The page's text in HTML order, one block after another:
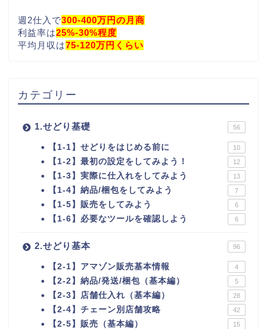
週2仕入で300-400万円の月商
利益率は25%-30%程度
平均月収は75-120万円くらい
カテゴリー
1.せどり基礎 56
【1-1】せどりをはじめる前に 10
【1-2】最初の設定をしてみよう！ 12
【1-3】実際に仕入れをしてみよう 13
【1-4】納品/梱包をしてみよう 7
【1-5】販売をしてみよう 6
【1-6】必要なツールを確認しよう 6
2.せどり基本 96
【2-1】アマゾン販売基本情報 4
【2-2】納品/発送/梱包（基本編） 5
【2-3】店舗仕入れ（基本編） 28
【2-4】チェーン別店舗攻略 42
【2-5】販売（基本編） 15